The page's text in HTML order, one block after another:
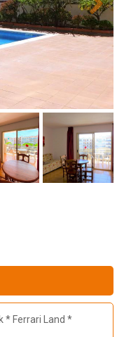
* Ferrari Land *